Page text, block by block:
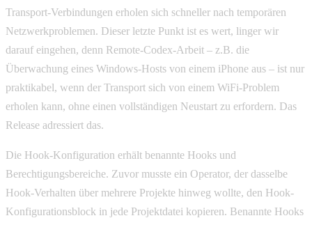
Transport-Verbindungen erholen sich schneller nach temporären
Netzwerkproblemen. Dieser letzte Punkt ist es wert, linger wir
darauf eingehen, denn Remote-Codex-Arbeit – z.B. die
Überwachung eines Windows-Hosts von einem iPhone aus – ist nur
praktikabel, wenn der Transport sich von einem WiFi-Problem
erholen kann, ohne einen vollständigen Neustart zu erfordern. Das
Release adressiert das.
Die Hook-Konfiguration erhält benannte Hooks und
Berechtigungsbereiche. Zuvor musste ein Operator, der dasselbe
Hook-Verhalten über mehrere Projekte hinweg wollte, den Hook-
Konfigurationsblock in jede Projektdatei kopieren. Benannte Hooks